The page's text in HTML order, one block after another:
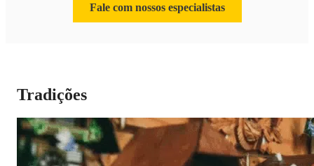
Fale com nossos especialistas
Tradições